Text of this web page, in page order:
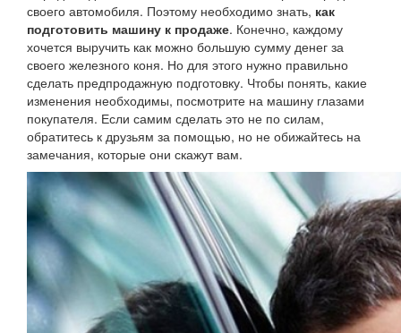
своего автомобиля. Поэтому необходимо знать, как
подготовить машину к продаже. Конечно, каждому
хочется выручить как можно большую сумму денег за
своего железного коня. Но для этого нужно правильно
сделать предпродажную подготовку. Чтобы понять, какие
изменения необходимы, посмотрите на машину глазами
покупателя. Если самим сделать это не по силам,
обратитесь к друзьям за помощью, но не обижайтесь на
замечания, которые они скажут вам.